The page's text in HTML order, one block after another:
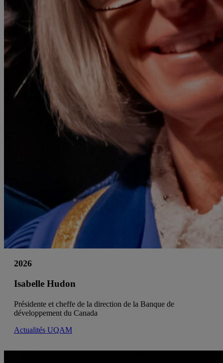
2026
Isabelle Hudon
Présidente et cheffe de la direction de la Banque de
développement du Canada
Actualités UQAM